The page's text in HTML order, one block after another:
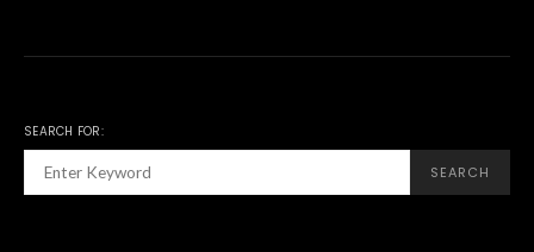
SEARCH FOR:
SEARCH